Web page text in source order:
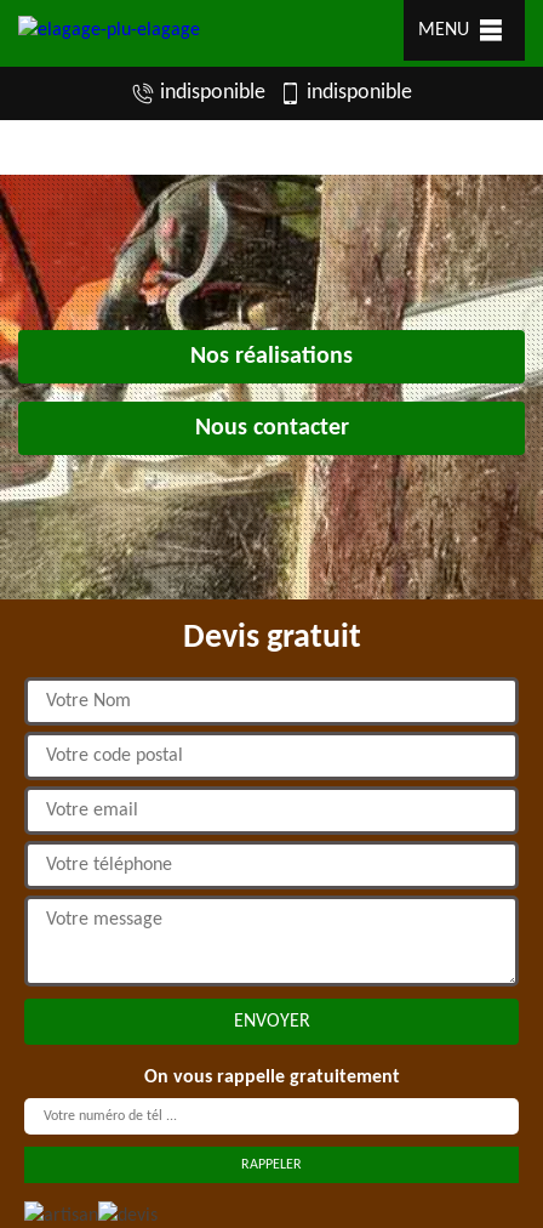
MENU
indisponible indisponible
Nos réalisations
Nous contacter
Devis gratuit
On vous rappelle gratuitement